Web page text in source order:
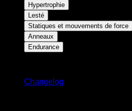
Hypertrophie
Lesté
Statiques et mouvements de force
Anneaux
Endurance
Changelog